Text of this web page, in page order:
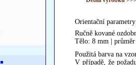
Orientační
Ručně kované
Tělo: 8 mm |
Použitá barva na
V případě, že